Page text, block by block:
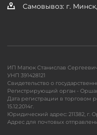
Самовывоз: г. Минск,
ИП Матюк Станислав
УНП 391428121
Свидетельство о
Регистрирующий орган -
Дата регистрации в торговом
15.12.2014г.
Юридический адрес: 211382, г.
Адрес для почтовых